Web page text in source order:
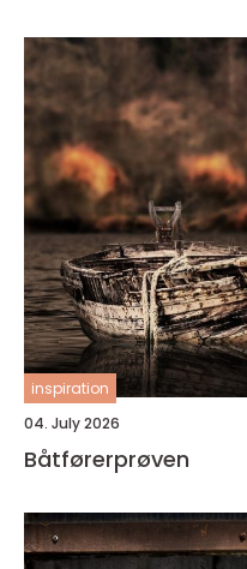
inspiration
04. July 2026
Båtførerprøven